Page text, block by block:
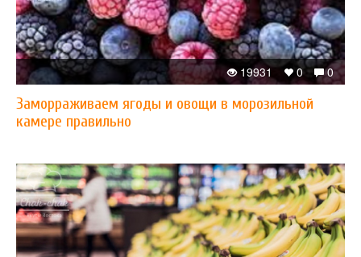
0
0
19931
Заморраживаем ягоды и овощи в морозильной
камере правильно